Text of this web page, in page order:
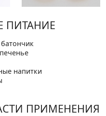
ПИТАНИЕ
напитки
ПРИМЕНЕНИЯ